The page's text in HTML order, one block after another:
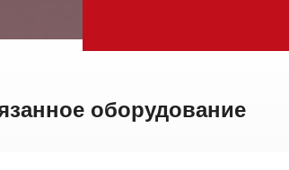
оборудование